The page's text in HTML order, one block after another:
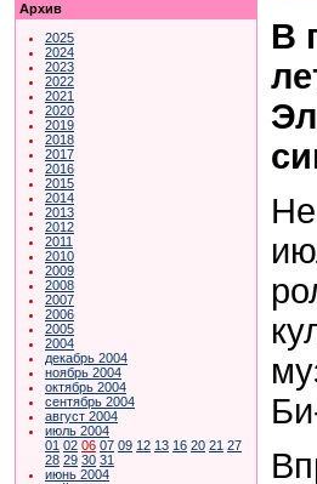
Архив
2025
2024
2023
2022
2021
2020
2019
2018
2017
2016
2015
2014
2013
2012
2011
2010
2009
2008
2007
2006
2005
2004
декабрь 2004
ноябрь 2004
октябрь 2004
сентябрь 2004
август 2004
июль 2004
01 02 06 07 09 12 13 16 20 21 27
28 29 30 31
июнь 2004
В